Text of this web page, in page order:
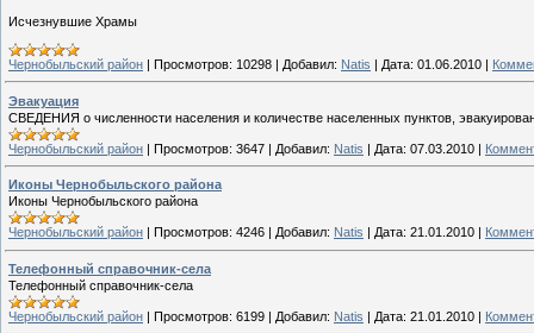
Исчезнувшие Храмы
Чернобыльский район Просмотров: 10298 Добавил: Natis Дата: 01.06.2010
Эвакуация
СВЕДЕНИЯ о численности населения и количестве населенных пунктов,
Чернобыльский район | Просмотров: 3647 | Добавил: Natis | Дата: 07.03.2010 |
Иконы Чернобыльского района
Иконы Чернобыльского района
Чернобыльский район Просмотров: 4246 Добавил: Natis Дата: 21.01.2010
Телефонный справочник-села
Телефонный справочник-села
Чернобыльский район | Просмотров: 6199 | Добавил: Natis | Дата: 21.01.2010 |